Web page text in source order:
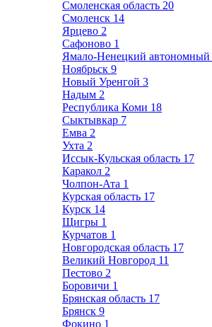
Смоленская область 20
Смоленск 14
Ярцево 2
Сафоново 1
Ямало-Ненецкий автономный
Ноябрьск 9
Новый Уренгой 3
Надым 2
Республика Коми 18
Сыктывкар 7
Емва 2
Ухта 2
Иссык-Кульская область 17
Каракол 2
Чолпон-Ата 1
Курская область 17
Курск 14
Щигры 1
Курчатов 1
Новгородская область 17
Великий Новгород 11
Пестово 2
Боровичи 1
Брянская область 17
Брянск 9
Фокино 1